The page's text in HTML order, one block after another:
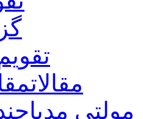
مقالات
مولتی مدیا